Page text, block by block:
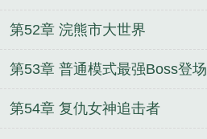
第52章 浣熊市大世界
第53章 普通模式最强Boss登场
第54章 复仇女神追击者